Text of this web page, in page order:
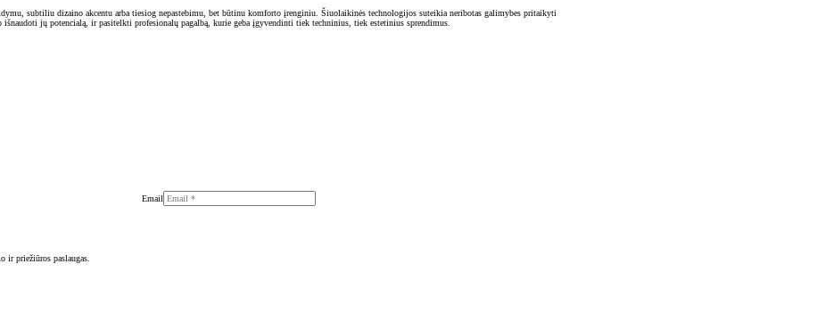
subtiliu dizaino akcentu arba tiesiog nepastebimu, bet būtinu komforto įrenginiu. Šiuolaikinės technologijos suteikia neribotas galimybes pritaikyti
jų potencialą, ir pasitelkti profesionalų pagalbą, kurie geba įgyvendinti tiek techninius, tiek estetinius sprendimus.
Email
ir priežiūros paslaugas.